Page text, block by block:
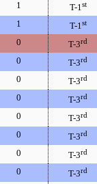
1 T-1st
1 T-1st
0 T-3rd
0 T-3rd
0 T-3rd
0 T-3rd
0 T-3rd
0 T-3rd
0 T-3rd
0 T-3rd